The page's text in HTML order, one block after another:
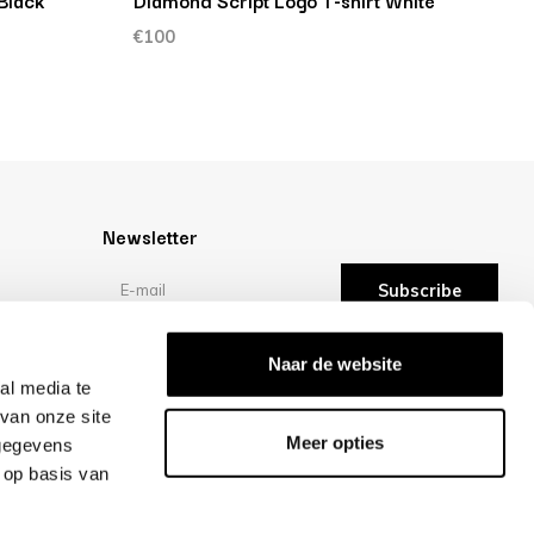
media te
onze site
basis van
Naar de website
Meer opties
€100
Newsletter
Subscribe
/10 -